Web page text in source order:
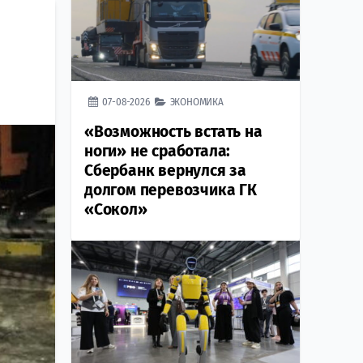
07-08-2026 ЭКОНОМИКА
«Возможность встать на
ноги» не сработала:
Сбербанк вернулся за
долгом перевозчика ГК
«Сокол»